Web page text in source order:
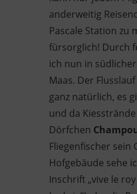
anderweitig
Pascale Station zu
fürsorglich! Durch
ich nun in
Maas. Der
ganz natürlich, es
und da
Dörfchen
Fliegenfischer sein
Hofgebäude sehe
Inschrift „vive le